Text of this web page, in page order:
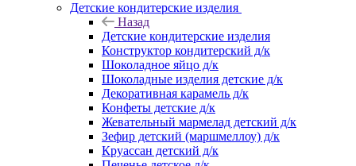
Детские кондитерские изделия
Назад
Детские кондитерские изделия
Конструктор кондитерский д/к
Шоколадное яйцо д/к
Шоколадные изделия детские д/к
Декоративная карамель д/к
Конфеты детские д/к
Жевательный мармелад детский д/к
Зефир детский (маршмеллоу) д/к
Круассан детский д/к